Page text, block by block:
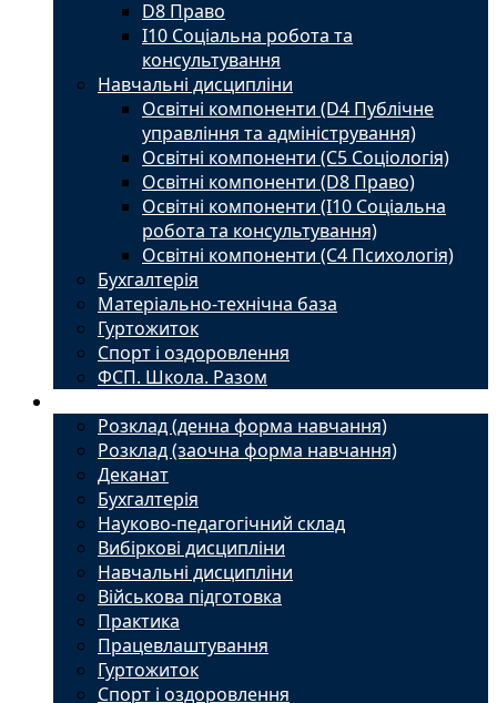
D8 Право
I10 Соціальна робота та
консультування
Навчальні дисципліни
Освітні компоненти (D4 Публічне
управління та адміністрування)
Освітні компоненти (С5 Соціологія)
Освітні компоненти (D8 Право)
Освітні компоненти (I10 Соціальна
робота та консультування)
Освітні компоненти (С4 Психологія)
Бухгалтерія
Матеріально-технічна база
Гуртожиток
Спорт і оздоровлення
ФСП. Школа. Разом
Розклад (денна форма навчання)
Розклад (заочна форма навчання)
Деканат
Бухгалтерія
Науково-педагогічний склад
Вибіркові дисципліни
Навчальні дисципліни
Військова підготовка
Практика
Працевлаштування
Гуртожиток
Спорт і оздоровлення